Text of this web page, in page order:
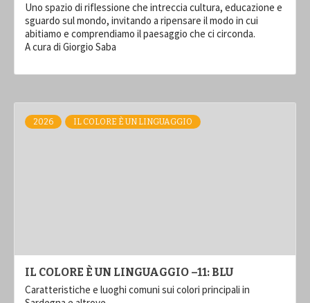
Uno spazio di riflessione che intreccia cultura, educazione e
sguardo sul mondo, invitando a ripensare il modo in cui
abitiamo e comprendiamo il paesaggio che ci circonda.
A cura di Giorgio Saba
2026 IL COLORE È UN LINGUAGGIO
IL COLORE È UN LINGUAGGIO –11: BLU
Caratteristiche e luoghi comuni sui colori principali in